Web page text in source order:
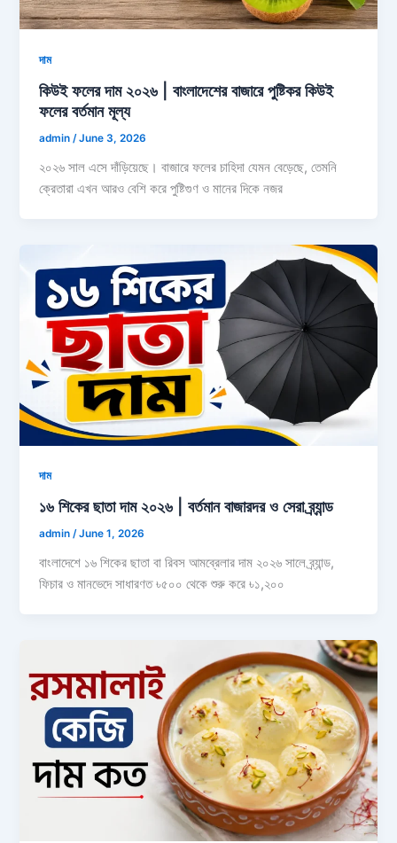
দাম
কিউই ফলের দাম ২০২৬ | বাংলাদেশের বাজারে পুষ্টিকর কিউই
ফলের বর্তমান মূল্য
admin/June 3, 2026
২০২৬ সাল এসে দাঁড়িয়েছে। বাজারে ফলের চাহিদা যেমন বেড়েছে, তেমনি
ক্রেতারা এখন আরও বেশি করে পুষ্টিগুণ ও মানের দিকে নজর
দাম
১৬ শিকের ছাতা দাম ২০২৬ | বর্তমান বাজারদর ও সেরা ব্র্যান্ড
admin/June 1, 2026
বাংলাদেশে ১৬ শিকের ছাতা বা রিবস আমব্রেলার দাম ২০২৬ সালে ব্র্যান্ড,
ফিচার ও মানভেদে সাধারণত ৳৫০০ থেকে শুরু করে ৳১,২০০